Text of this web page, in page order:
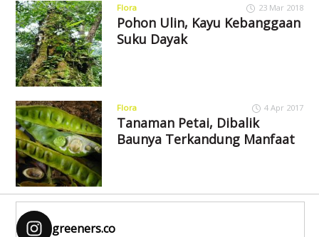
Flora 23 Mar 2018
Pohon Ulin, Kayu Kebanggaan
Suku Dayak
Flora 4 Apr 2017
Tanaman Petai, Dibalik
Baunya Terkandung Manfaat
greeners.co